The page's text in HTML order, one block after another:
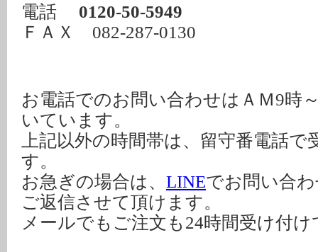
電話
0120-50-5949
ＦＡＸ 082-287-0130
お電話でのお問い合わせはＡＭ9時
いています。
上記以外の時間帯は、留守番電話
す。
お急ぎの場合は、 LINEでお問い合
ご返信させて頂けます。
メールでもご注文も24時間受け付